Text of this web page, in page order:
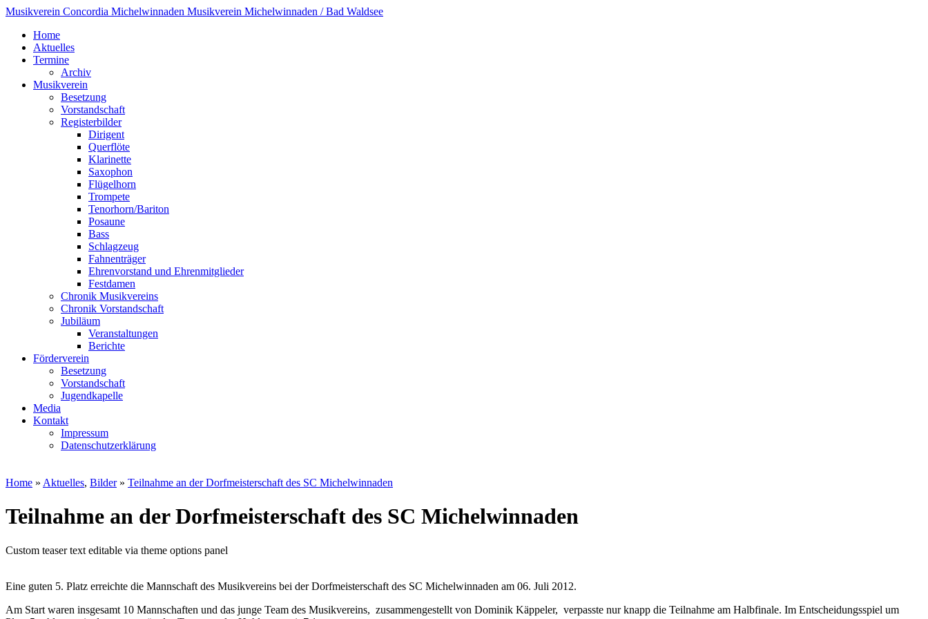
Musikverein Concordia Michelwinnaden Musikverein Michelwinnaden / Bad Waldsee
Home
Aktuelles
Termine
Archiv
Musikverein
Besetzung
Vorstandschaft
Registerbilder
Dirigent
Querflöte
Klarinette
Saxophon
Flügelhorn
Trompete
Tenorhorn/Bariton
Posaune
Bass
Schlagzeug
Fahnenträger
Ehrenvorstand und Ehrenmitglieder
Festdamen
Chronik Musikvereins
Chronik Vorstandschaft
Jubiläum
Veranstaltungen
Berichte
Förderverein
Besetzung
Vorstandschaft
Jugendkapelle
Media
Kontakt
Impressum
Datenschutzerklärung
Home » Aktuelles, Bilder» Teilnahme an der Dorfmeisterschaft des SC Michelwinnaden
Teilnahme an der Dorfmeisterschaft des SC Michelwinnaden
Custom teaser text editable via theme options panel
Eine guten 5. Platz erreichte die Mannschaft des Musikvereins bei der Dorfmeisterschaft des SC Michelwinnaden am 06. Juli 2012.
Am Start waren insgesamt 10 Mannschaften und das junge Team des Musikvereins, zusammengestellt von Dominik Käppeler, verpasste nur knapp die Teilnahme am Halbfinale. Im Entscheidungsspiel um